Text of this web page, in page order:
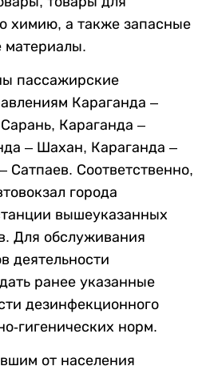
химию, а также запасные
материалы.
пассажирские
Караганда –
Караганда –
– Шахан, Караганда –
Сатпаев. Соответственно,
города
вышеуказанных
Для обслуживания
деятельности
ранее указанные
дезинфекционного
гигенических норм.
от населения